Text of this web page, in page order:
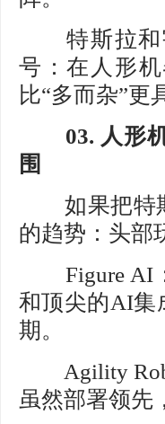
特斯拉和
号：在人形
比“多而杂”更
03. 人形
围
如果把特斯
的趋势：头部
Figure AI：
和顶尖的AI集
期。
Agility
虽然部署领先